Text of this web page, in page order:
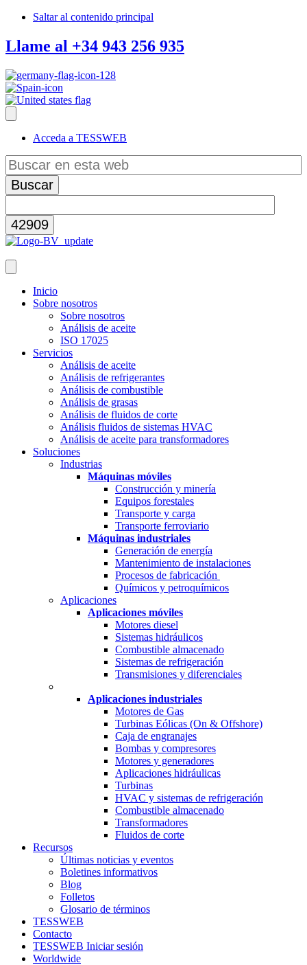
Saltar al contenido principal
Llame al +34 943 256 935
Acceda a TESSWEB
Buscar
en
esta
web
Inicio
Sobre nosotros
Sobre nosotros
Análisis de aceite
ISO 17025
Servicios
Análisis de aceite
Análisis de refrigerantes
Análisis de combustible
Análisis de grasas
Análisis de fluidos de corte
Análisis fluidos de sistemas HVAC
Análisis de aceite para transformadores
Soluciones
Industrias
Máquinas móviles
Construcción y minería
Equipos forestales
Transporte y carga
Transporte ferroviario
Máquinas industriales
Generación de energía
Mantenimiento de instalaciones
Procesos de fabricación
Químicos y petroquímicos
Aplicaciones
Aplicaciones móviles
Motores diesel
Sistemas hidráulicos
Combustible almacenado
Sistemas de refrigeración
Transmisiones y diferenciales
Aplicaciones industriales
Motores de Gas
Turbinas Eólicas (On & Offshore)
Caja de engranajes
Bombas y compresores
Motores y generadores
Aplicaciones hidráulicas
Turbinas
HVAC y sistemas de refrigeración
Combustible almacenado
Transformadores
Fluidos de corte
Recursos
Últimas noticias y eventos
Boletines informativos
Blog
Folletos
Glosario de términos
TESSWEB
Contacto
TESSWEB Iniciar sesión
Worldwide